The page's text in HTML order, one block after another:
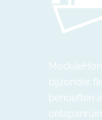
bijzonder
behoeften